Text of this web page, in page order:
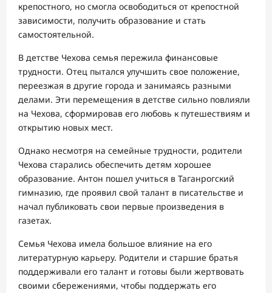
крепостного, но смогла освободиться от крепостной
зависимости, получить образование и стать
самостоятельной.
В детстве Чехова семья пережила финансовые
трудности. Отец пытался улучшить свое положение,
переезжая в другие города и занимаясь разными
делами. Эти перемещения в детстве сильно повлияли
на Чехова, сформировав его любовь к путешествиям и
открытию новых мест.
Однако несмотря на семейные трудности, родители
Чехова старались обеспечить детям хорошее
образование. Антон пошел учиться в Таганрогский
гимназию, где проявил свой талант в писательстве и
начал публиковать свои первые произведения в
газетах.
Семья Чехова имела большое влияние на его
литературную карьеру. Родители и старшие братья
поддерживали его талант и готовы были жертвовать
своими сбережениями, чтобы поддержать его